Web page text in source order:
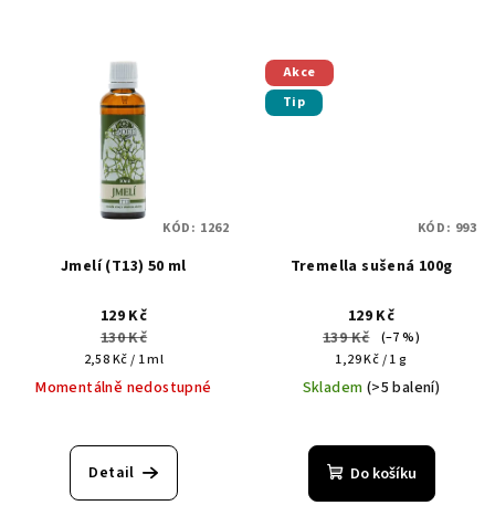
Jmelí (T13) 50 ml
129 Kč
130 Kč
Měrná
cena:
2,58 Kč / 1 ml
Momentálně nedostupné
Detail
KÓD: 1262
Akce
Tip
Tremella sušená 100g
129 Kč
139 Kč
(–7 %)
Měrná
cena:
1,29 Kč / 1 g
Skladem (>5 balení)
Do košíku
KÓD: 993